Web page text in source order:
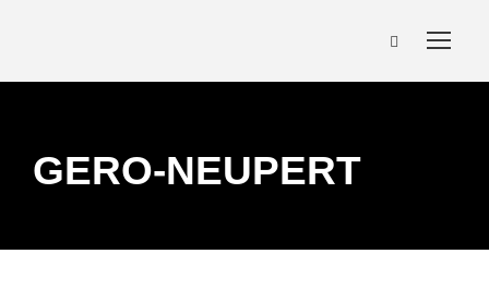
GERO-NEUPERT